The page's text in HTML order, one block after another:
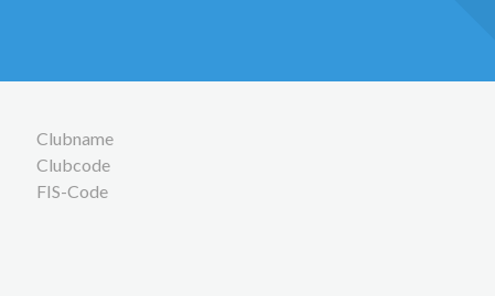
Clubname
Clubcode
FIS-Code